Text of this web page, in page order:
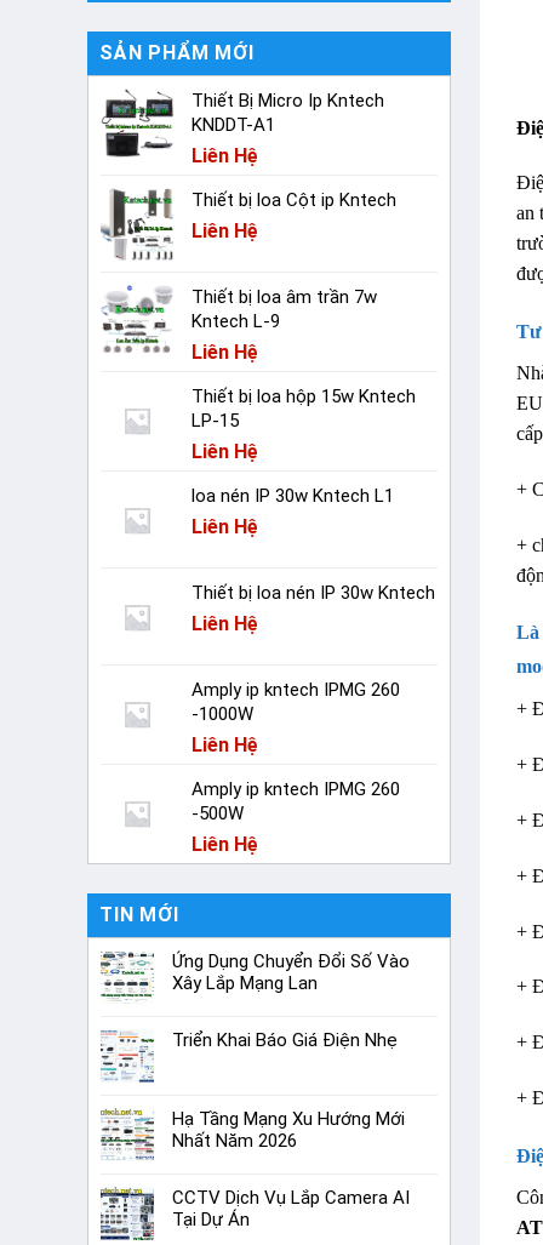
SẢN PHẨM MỚI
Thiết Bị Micro Ip Kntech
KNDDT-A1
Liên Hệ
Thiết bị loa Cột ip Kntech
Liên Hệ
Thiết bị loa âm trần 7w
Kntech L-9
Liên Hệ
Thiết bị loa hộp 15w Kntech
LP-15
Liên Hệ
loa nén IP 30w Kntech L1
Liên Hệ
Thiết bị loa nén IP 30w Kntech
Liên Hệ
Amply ip kntech IPMG 260
-1000W
Liên Hệ
Amply ip kntech IPMG 260
-500W
Liên Hệ
TIN MỚI
Ứng Dụng Chuyển Đổi Số Vào
Xây Lắp Mạng Lan
Triển Khai Báo Giá Điện Nhẹ
Hạ Tầng Mạng Xu Hướng Mới
Nhất Năm 2026
CCTV Dịch Vụ Lắp Camera AI
Tại Dự Án
an
Tư
cấp
+
+
Là
+
+
+
+
+
+
+
+